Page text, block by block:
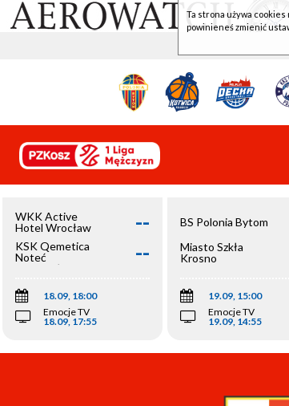
WKK Active
Hotel Wrocław
--
KSK Qemetica
Noteć
Inowrocław
--
18.09, 18:00
Emocje TV
18.09, 17:55
BS Polonia Bytom
Miasto Szkła
Krosno
19.09, 15:00
Emocje TV
19.09, 14:55
Ta strona używa cookies
powinieneś zmienić